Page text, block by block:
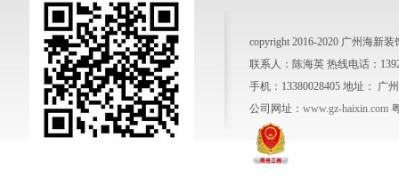
copyright 2016-2020 广州海新
联系人：陈海英 热线电话：
手机：13380028405 地址： 广
公司网址： www.gz-haixin.com